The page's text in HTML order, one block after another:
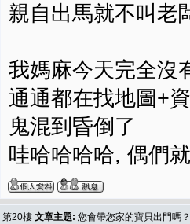
親自出馬就不叫老
我媽麻今天完全沒
通通都在找地圖+
鬼混到昏倒了
哇哈哈哈哈, 偶們
第20樓 文章主題: 您會帶您家的寶貝出門嗎？